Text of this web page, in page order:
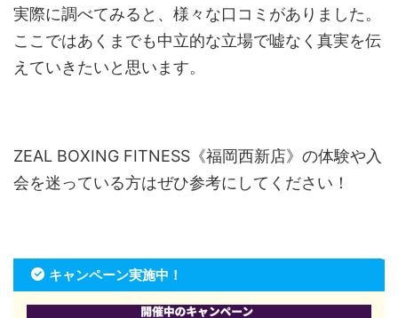
実際に調べてみると、様々な口コミがありました。
ここではあくまでも中立的な立場で嘘なく真実を伝
えていきたいと思います。
ZEAL BOXING FITNESS《福岡西新店》の体験や入
会を迷っている方はぜひ参考にしてください！
キャンペーン実施中！